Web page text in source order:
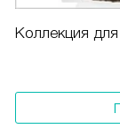
Коллекция